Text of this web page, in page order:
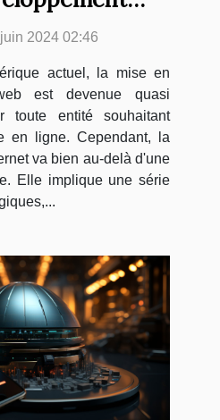
efficace : de
à la mise en
2024 02:46
actuel, la mise en
est devenue quasi
toute entité souhaitant
en ligne. Cependant, la
va bien au-delà d'une
Elle implique une série